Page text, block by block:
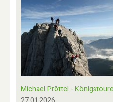
Michael Pröttel -
27.01.2026